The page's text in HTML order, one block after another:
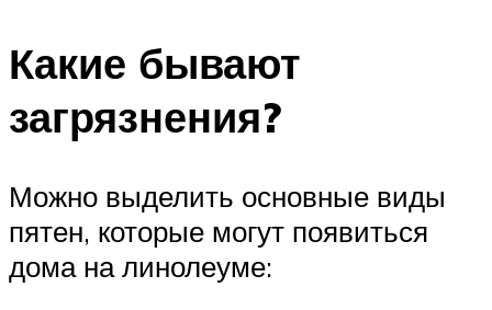
Какие бывают
загрязнения?
Можно выделить основные виды
пятен, которые могут появиться
дома на линолеуме: